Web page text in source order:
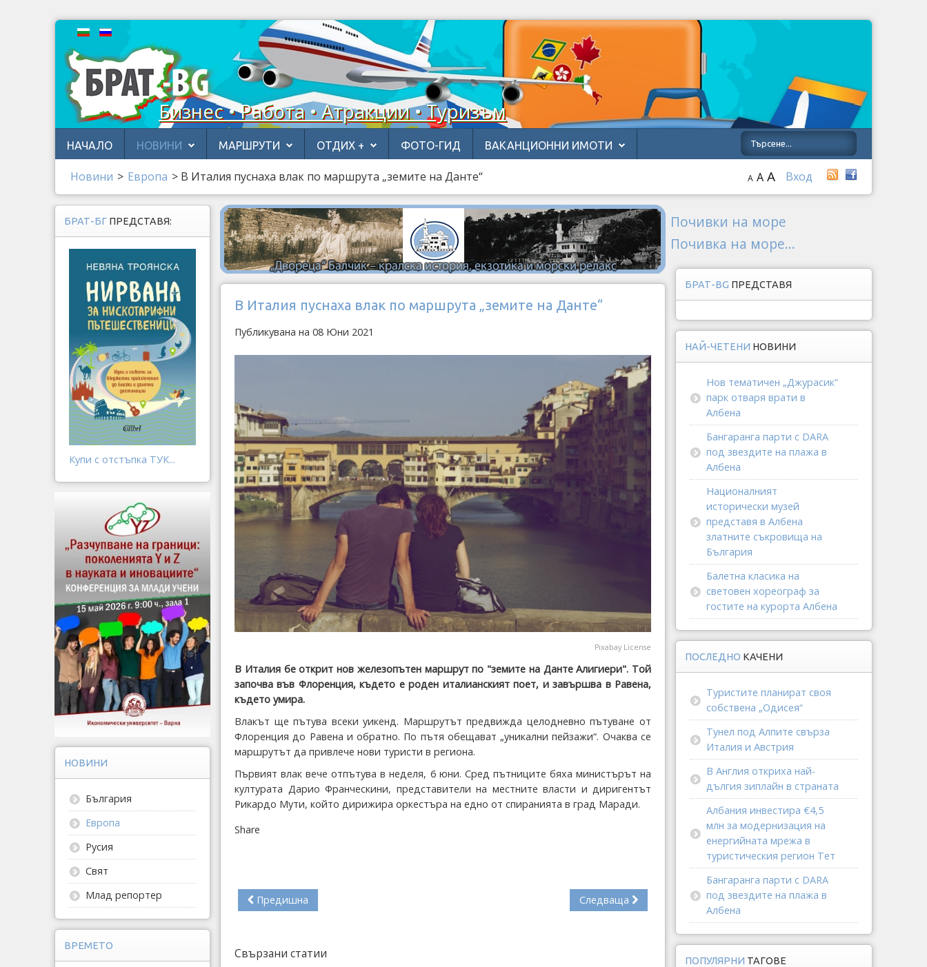
Бизнес • Работа • Атракции • Туризъм
НАЧАЛО НОВИНИ МАРШРУТИ ОТДИХ + ФОТО-ГИД ВАКАНЦИОННИ ИМОТИ
Новини > Европа > В Италия пуснаха влак по маршрута „земите на Данте“ Вход
A A A
В Италия пуснаха влак по маршрута „земите на Данте“
Публикувана на 08 Юни 2021
Pixabay License
В Италия бе открит нов железопътен маршрут по "земите на Данте Алигиери". Той
започва във Флоренция, където е роден италианският поет, и завършва в Равена,
където умира.
Влакът ще пътува всеки уикенд. Маршрутът предвижда целодневно пътуване от
Флоренция до Равена и обратно. По пътя обещават „уникални пейзажи“. Очаква се
маршрутът да привлече нови туристи в региона.
Първият влак вече отпътува в неделя, 6 юни. Сред пътниците бяха министърът на
културата Дарио Франческини, представители на местните власти и диригентът
Рикардо Мути, който дирижира оркестъра на едно от спиранията в град Маради.
Share
Предишна Следваща
Свързани статии
БРАТ-БГ ПРЕДСТАВЯ:
Купи с отстъпка ТУК...
НОВИНИ
България
Европа
Русия
Свят
Млад репортер
ВРЕМЕТО
Почивки на море
Почивка на море...
БРАТ-BG ПРЕДСТАВЯ
НАЙ-ЧЕТЕНИ НОВИНИ
Нов тематичен „Джурасик“
парк отваря врати в
Албена
Бангаранга парти с DARA
под звездите на плажа в
Албена
Националният
исторически музей
представя в Албена
златните съкровища на
България
Балетна класика на
световен хореограф за
гостите на курорта Албена
ПОСЛЕДНО КАЧЕНИ
Туристите планират своя
собствена „Одисея“
Тунел под Алпите свърза
Италия и Австрия
В Англия откриха най-
дългия зиплайн в страната
Албания инвестира €4,5
млн за модернизация на
енергийната мрежа в
туристическия регион Тет
Бангаранга парти с DARA
под звездите на плажа в
Албена
ПОПУЛЯРНИ ТАГОВЕ